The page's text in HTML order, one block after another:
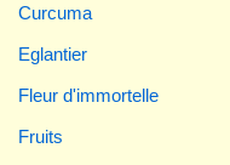
Curcuma
Eglantier
Fleur d'immortelle
Fruits